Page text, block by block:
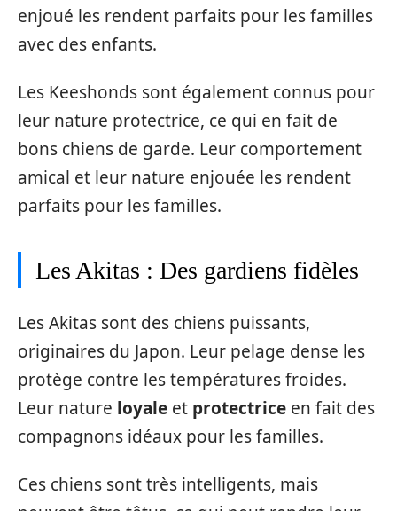
enjoué les rendent parfaits pour les familles
avec des enfants.
Les Keeshonds sont également connus pour
leur nature protectrice, ce qui en fait de
bons chiens de garde. Leur comportement
amical et leur nature enjouée les rendent
parfaits pour les familles.
Les Akitas : Des gardiens fidèles
Les Akitas sont des chiens puissants,
originaires du Japon. Leur pelage dense les
protège contre les températures froides.
Leur nature loyale et protectrice en fait des
compagnons idéaux pour les familles.
Ces chiens sont très intelligents, mais